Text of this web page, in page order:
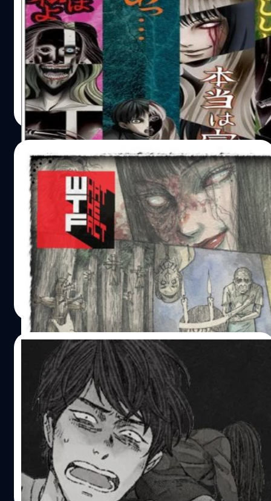
การใช้ชีวิตของเค้าปกติดีในช่วงแรกๆ แต่เค้าก็เริ่มรู้สึกแปลก
ขึ้นทุกวันเพราะคนที่อยู่ในหอพักเดียวกับเค้าเริ่มทำตัวแปลกๆ
ขึ้นเรื่อยๆ ไม่ว่าจะชอบแอบมองเค้าอยู่มุมประตู ถุยน้ำลายใส่
หลังเค้าแล้วบอกว่าไม่ได้ทำ เบียร์ที่เก็บไว้ถูกขโมยหายไป หรือ
ห้องข้างๆ ชอบคุยโทรศัพท์เสียงดังพูดแต่เรื่องแปลกๆ แต่ก็ยัง
ไม่มีอะไรเกิดขึ้นโดยตรงกับตัวเค้าเอง รีวิวความรู้สึกหลังอ่าน
ความสวยงามของภาพ 7.5/10 เนื้อเรื่อง 6/10 ควสามชอบโดย
รวม 6.5/10 สำหรับเรื่องนี้ผมขอให้คะแนนน้อยหน่อย เพราะ
ไม่ค่อยชอบในหลายๆ แง่ แต่ขอบอกข้อที่ชอบก่อนละกันนะ
ครับผม การ์ตูนเรื่องนี้ถือว่าเล่าเรื่องได้น่าสนใจดีที่เล่าตามชีวิต
ตัวเอก ให้เรารู้สึกว่าวันนึงเค้าได้เจอกับอะไรบ้าง โทนสีกับลาย
เส้นที่ใช้ก็ให้อารมณ์หลอนๆ…
กอนิเมะรวมผลงานคลังสยองจากอาจารย์ Ito
Junji!!!
แฟนๆหรือสาวกอนิเมะแนวสยองขวัญน่าจะตั้งตารออนิเมะซึ่ง
เป็นการรวมผลงานสยองขวัญของอาจารย์ Ito Junji กันอยู่
แน่นอน โดยล่าสุดเว็บไซต์ทางการของอนิเมะได้เปิดเผยภาพ
ชุดแรก ซึ่งรวมผลงานของอาจารย์ได้แก่ Fashion Model,
Oshikiri Idan, Tomie (โทมิเอะ), Souichi (เด็กอมตะปูโซอิ
จิ), Shibito no Koiwazurai, และ Namekuji Shoujo (ซึ่งเป็น
เรื่องที่มีในชุดมังงะสยองขวัญของ Ito Junji นั่นเอง) นะครับ
มาชมภาพตัวอย่างที่ปล่อยออกมากันเลยครับ สิ่งที่น่าสนใจ
และรายละเอียด ด้านทีมงานอนิเมะจะกำกับและออกแบบตัว
ละครโดย Shinobu Tagashira (Diabolik Lovers) และได้
Studio Deen มาสร้างฉบับอนิเมะเรื่องนี้ ซึ่งในปีนี้ก็เป็นการ
ฉลองครบรอบ 30 ปีในเส้นทางนักเขียนการ์ตูนของอาจารย์ Ito
Junji อีกด้วย โดยผลงานมังงะล่าสุดของอาจารย์คือ Ningen
Shikkaku (สูญสิ้นความเป็นคน) ที่ดัดแปลงจากนิยายคลาส
สิกของ Dazai Osamu ที่ได้นำออกมาจำหน่ายเมื่อวันที่ 2
พฤษภาคมในประเทศญี่ปุ่น สำหรับตัวอนิเมะมีกำหนดฉายใน
วันที่ 7 มกราคม…
Pongwat Yutika| 3217 days ago
Read More
23/08/2017
เตรียมตัวสั่นกันได้เลย!!!อนิเมะสยองขวัญจาก
ผลงานของอาจารย์ Ito Junji เตรียมฉายฤดู
หนาวปี 2018
เว็บไซต์ทางการของอนิเมะจากผลงานของอาจารย์ Ito Junji
ได้เปิดเว็บไซต์ให้เข้าชมกันแล้ว พร้อมกับภาพโปรโมทแรกที่
รวมเอาตัวละครจากมังงะซีรี่ส์คลังสยองและเศษซากอสูร (Ma
no Kakera) เอาไว้ และได้มีการเปิดเผยว่าอนิเมะจะเข้าฉายใน
ช่วงฤดูหนาว 2018 แต่ยังไม่ได้ระบุไว้ว่าจะนำเนื้อเรื่องตอน
ไหนบ้างมาสร้างเป็นฉบับอนิเมะ ภาพโปรโมท มาดูรายละเอียด
ที่น่าสนใจกันเลย ด้านทีมงานอนิเมะจะกำกับและออกแบบตัว
ละครโดย Shinobu Tagashira (Diabolik Lovers) และได้
Studio Deen มาสร้างฉบับอนิเมะเรื่องนี้ ซึ่งในปีนี้ก็เป็นการ
ฉลองครบรอบ 30 ปีในเส้นทางนักเขียนการ์ตูนของอาจารย์ Ito
Junji อีกด้วย โดยผลงานมังงะล่าสุดของอาจารย์คือ Ningen
Shikkaku (สูญสิ้นความเป็นคน) ที่ดัดแปลงจากนิยายคลาส
สิกของ Dazai Osamu ที่ได้นำออกมาจำหน่ายเมื่อวันที่ 2
พฤษภาคมในประเทศญี่ปุ่น สำหรับใครที่อยากจะเริ่มติดตาม
ผลงานของอาจารย์ในบ้านเราก็มีซีรี่ส์ “คลังสยอง” รวมผลงาน
ของอาจารย์ออกมาโดยสำนักพิมพ์รักพิมพ์ ซึ่งผู้ที่สนใจ
สามารถไปหาอ่านกันได้นะครับ ถ้าสนใจสามารถสั่งซื้อทาง
http://www.luckpim.com/ เว็บไซต์หลัก: http://itojunji-
anime.com/ ขอบคุณข้อมูลจาก: https://myanimelist.net/
Pongwat Yutika| 3271 days ago
Read More
18/08/2017
THE PHONE การ์ตูนผีสุดสยองกับเทคนิคการ
เล่าที่ดูแล้วต้องสะดุ้ง !! (WEBTOON)
กลับมาอีกครั้งกับการรีวิวแนะนำการ์ตูนสนุกๆ จาก เว็บ
ตูน (Webtoon)นะครับผม !!! คราวนี้แหละรับรองเถอะถ้าคุณ
เป็นแฟนการ์ตูนผีๆ สยองขวัญการ์ตูนเรื่องนี้จะทำให้คุณได้
สัมผัสกับความรู้สึกนั้นแน่นอน เพราะนอกจากความหลอนของ
เนื้อเรื่องแล้วเราจะพบกับมิติใหม่ของการอ่านการ์ตูนที่คุณจะ
ต้องสะดุ้งกันไปเป็นแถบๆ เอาล่ะถ้าพร้อมแล้วเลื่อนลงไปอ่าน
นัทธพงศ์ มีแต้ม| 3276 days ago
Read More